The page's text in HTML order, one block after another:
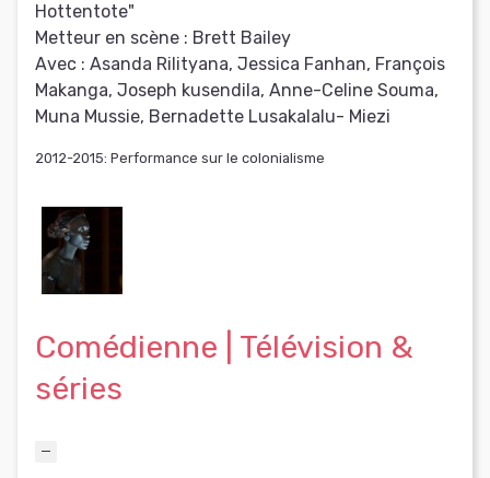
Hottentote"
Metteur en scène : Brett Bailey
Avec : Asanda Rilityana, Jessica Fanhan, François
Makanga, Joseph kusendila, Anne-Celine Souma,
Muna Mussie, Bernadette Lusakalalu- Miezi
2012-2015: Performance sur le colonialisme
Comédienne | Télévision &
séries